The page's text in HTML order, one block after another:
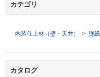
カテゴリ
内装仕上材（壁・天井） 壁
カタログ